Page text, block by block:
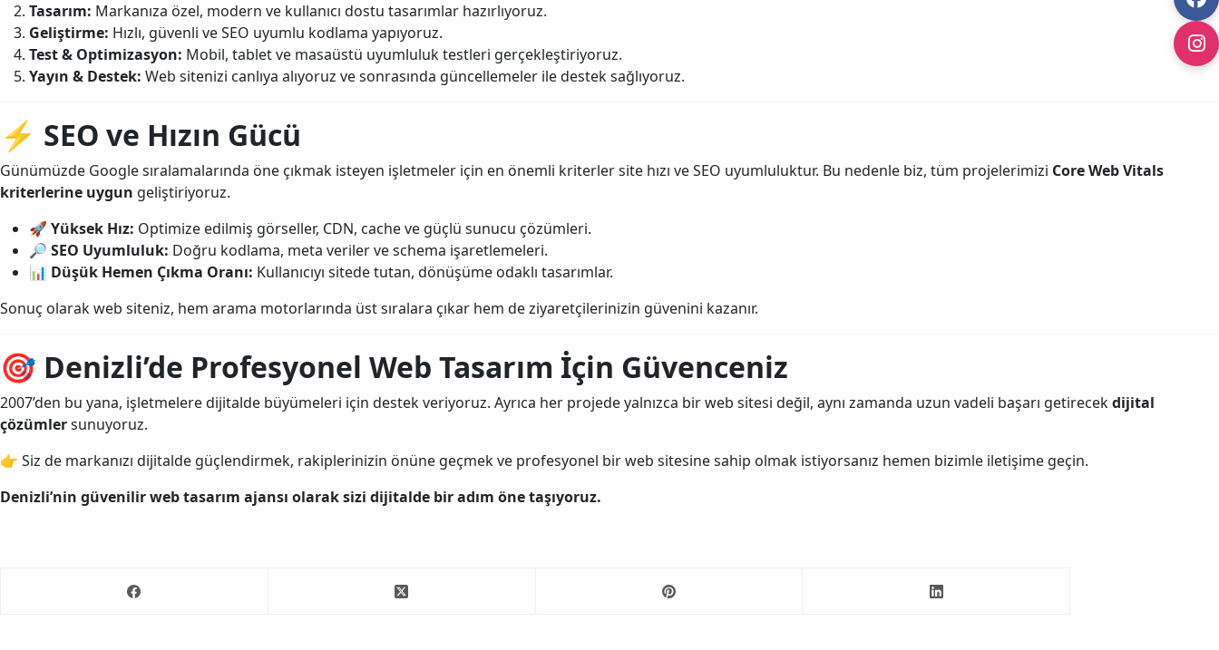
Tasarım: Markanıza özel, modern ve kullanıcı dostu tasarımlar hazırlıyoruz.
Geliştirme: Hızlı, güvenli ve SEO uyumlu kodlama yapıyoruz.
Test & Optimizasyon: Mobil, tablet ve masaüstü uyumluluk testleri gerçekleştiriyoruz.
Yayın & Destek: Web sitenizi canlıya alıyoruz ve sonrasında güncellemeler ile destek sağlıyoruz.
⚡ SEO ve Hızın Gücü
Günümüzde Google sıralamalarında öne çıkmak isteyen işletmeler için en önemli kriterler site hızı ve SEO uyumluluktur. Bu nedenle biz, tüm projelerimizi Core Web Vitals
kriterlerine uygun geliştiriyoruz.
🚀 Yüksek Hız: Optimize edilmiş görseller, CDN, cache ve güçlü sunucu çözümleri.
🔎 SEO Uyumluluk: Doğru kodlama, meta veriler ve schema işaretlemeleri.
📊 Düşük Hemen Çıkma Oranı: Kullanıcıyı sitede tutan, dönüşüme odaklı tasarımlar.
Sonuç olarak web siteniz, hem arama motorlarında üst sıralara çıkar hem de ziyaretçilerinizin güvenini kazanır.
🎯 Denizli’de Profesyonel Web Tasarım İçin Güvenceniz
2007’den bu yana, işletmelere dijitalde büyümeleri için destek veriyoruz. Ayrıca her projede yalnızca bir web sitesi değil, aynı zamanda uzun vadeli başarı getirecekdijital
çözümlersunuyoruz.
👉 Siz de markanızı dijitalde güçlendirmek, rakiplerinizin önüne geçmek ve profesyonel bir web sitesine sahip olmak istiyorsanız hemen bizimle iletişime geçin.
Denizli’nin güvenilir web tasarım ajansı olarak sizi dijitalde bir adım öne taşıyoruz.